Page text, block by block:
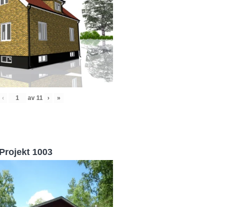
‹ av 11 › »
1003